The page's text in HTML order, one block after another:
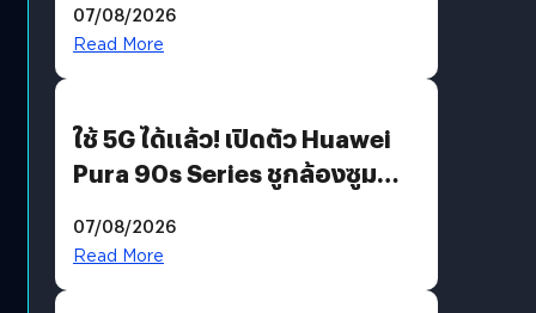
บริโภคและ B2B
07/08/2026
Read More
ใช้ 5G ได้แล้ว! เปิดตัว Huawei
Pura 90s Series ชูกล้องซูม
07/08/2026
Read More